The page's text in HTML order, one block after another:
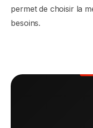
permet de choisir la
besoins.